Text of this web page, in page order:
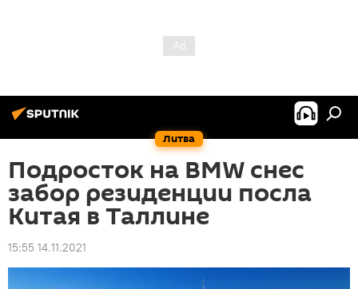
Литва
Подросток на BMW снес
забор резиденции посла
Китая в Таллине
15:55 14.11.2021